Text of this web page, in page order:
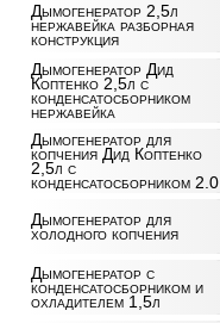
Дымогенератор 2,5л
нержавейка разборная
конструкция
Дымогенератор Дид
Коптенко 2,5л с
конденсатосборником
нержавейка
Дымогенератор для
копчения Дид Коптенко
2,5л с
конденсатосборником 2.0
Дымогенератор для
холодного копчения
Дымогенератор с
конденсатосборником и
охладителем 1,5л